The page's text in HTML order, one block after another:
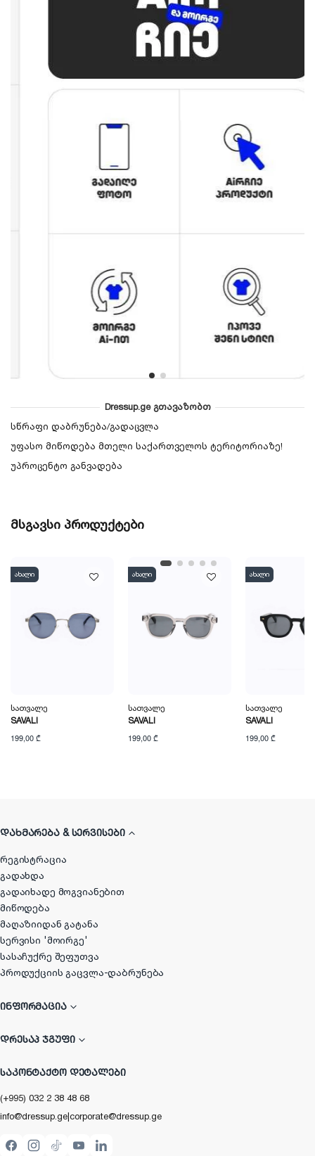
Dressup.ge გთავაზობთ
სწრაფი დაბრუნება/გადაცვლა
უფასო მიწოდება მთელი საქართველოს ტერიტორიაზე!
უპროცენტო განვადება
მსგავსი პროდუქტები
ახალი
Სათვალე
SAVALI
199,00 ₾
ახალი
Სათვალე
SAVALI
199,00 ₾
ახალი
Სათვალე
SAVALI
199,00 ₾
ᲓᲐᲮᲛᲐᲠᲔᲑᲐ & ᲡᲔᲠᲕᲘᲡᲔᲑᲘ
რეგისტრაცია
გადახდა
გადაიხადე მოგვიანებით
მიწოდება
მაღაზიიდან გატანა
სერვისი 'მოირგე'
სასაჩუქრე შეფუთვა
პროდუქციის გაცვლა-დაბრუნება
ᲘᲜᲤᲝᲠᲛᲐᲪᲘᲐ
ᲓᲠᲔᲡᲐᲞ ᲯᲒᲣᲤᲘ
ᲡᲐᲙᲝᲜᲢᲐᲥᲢᲝ ᲓᲔᲢᲐᲚᲔᲑᲘ
(+995) 032 2 38 48 68
info@dressup.ge|corporate@dressup.ge